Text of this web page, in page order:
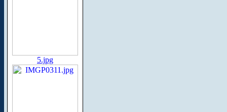
5.jpg